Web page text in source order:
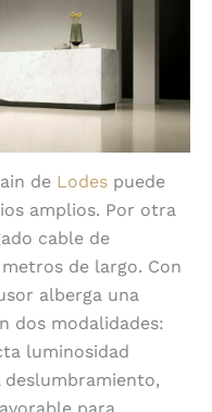
de Lodes puede
amplios. Por otra
cable de
de largo. Con
alberga una
dos modalidades:
luminosidad
para